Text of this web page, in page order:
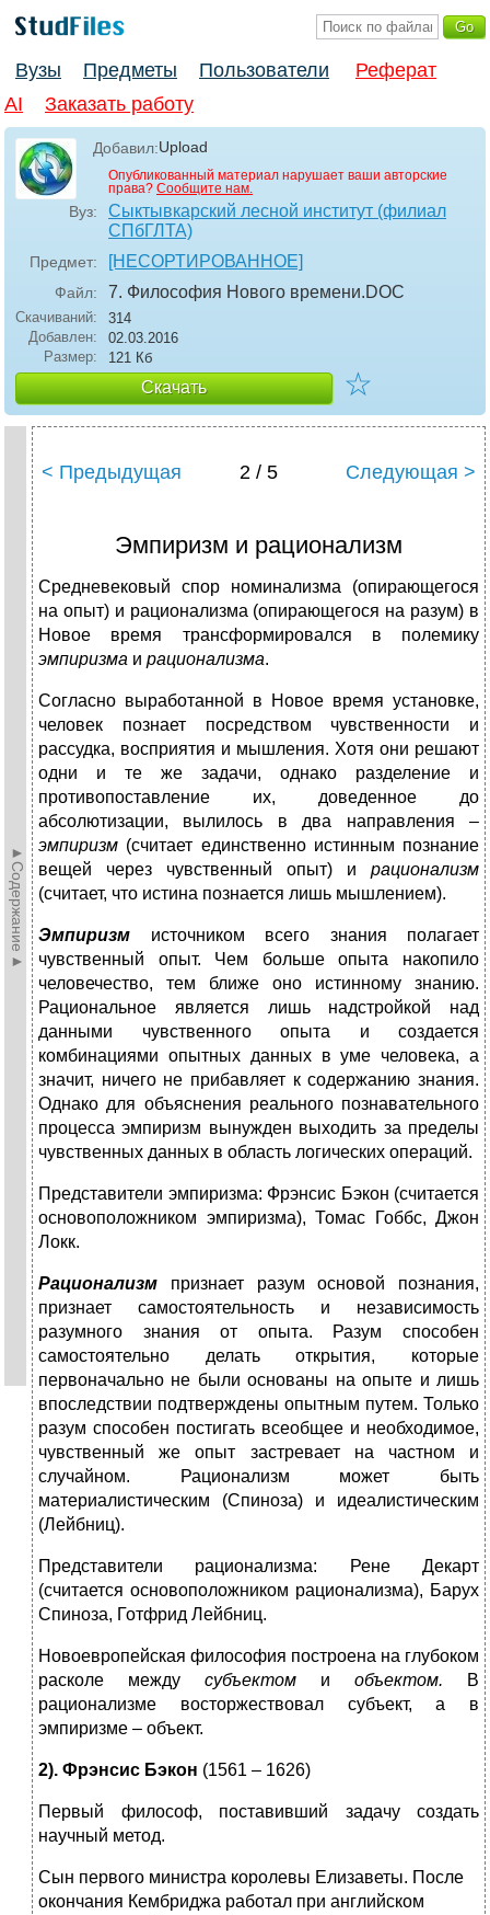
Вузы Предметы Пользователи
Реферат
AI
Заказать работу
Добавил:Upload
Опубликованный материал нарушает ваши авторские
права? Сообщите нам.
Вуз:
Сыктывкарский лесной институт (филиал
СПбГЛТА)
Предмет: [НЕСОРТИРОВАННОЕ]
Файл: 7. Философия Нового времени.DOC
Скачиваний:
314
Добавлен:
02.03.2016
Размер:
121 Кб
Скачать ☆
►Содержание►
< Предыдущая 2 / 5 Следующая >
Эмпиризм и рационализм
Средневековый спор номинализма (опирающегося
на опыт) и рационализма (опирающегося на разум) в
Новое время трансформировался в полемику
эмпиризма и рационализма.
Согласно выработанной в Новое время установке,
человек познает посредством чувственности и
рассудка, восприятия и мышления. Хотя они решают
одни и те же задачи, однако разделение и
противопоставление их, доведенное до
абсолютизации, вылилось в два направления –
эмпиризм (считает единственно истинным познание
вещей через чувственный опыт) и рационализм
(считает, что истина познается лишь мышлением).
Эмпиризм
источником всего знания полагает
чувственный опыт. Чем больше опыта накопило
человечество, тем ближе оно истинному знанию.
Рациональное является лишь
надстройкой над
данными чувственного опыта и создается
комбинациями опытных данных в уме человека, а
значит, ничего не прибавляет к содержанию знания.
Однако для объяснения реального познавательного
процесса эмпиризм вынужден выходить за пределы
чувственных данных в область логических операций.
Представители эмпиризма: Фрэнсис Бэкон (считается
основоположником эмпиризма), Томас Гоббс, Джон
Локк.
Рационализм
признает разум основой познания,
признает самостоятельность и независимость
разумного знания от опыта. Разум способен
самостоятельно делать открытия, которые
первоначально не были основаны на опыте и лишь
впоследствии подтверждены опытным путем. Только
разум способен постигать всеобщее и необходимое,
чувственный же опыт застревает на частном и
случайном. Рационализм может быть
материалистическим (Спиноза) и идеалистическим
(Лейбниц).
Представители рационализма: Рене Декарт
(считается основоположником рационализма), Барух
Спиноза, Готфрид Лейбниц.
Новоевропейская философия построена на глубоком
расколе между субъектом и объектом.
В
рационализме восторжествовал субъект, а в
эмпиризме – объект.
2). Фрэнсис Бэкон (1561 – 1626)
Первый философ, поставивший задачу создать
научный метод.
Сын первого министра королевы Елизаветы. После
окончания Кембриджа работал при английском